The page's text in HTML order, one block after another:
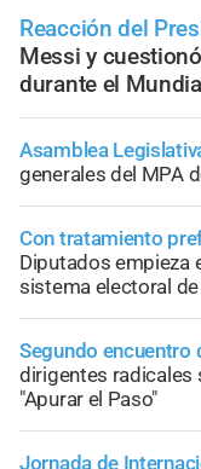
Reacción del
Messi y
durante el
Asamblea
generales del MPA
Con tratamiento
Diputados empieza
sistema electoral de
Segundo encuentro
dirigentes radicales
"Apurar el Paso"
Jornada de